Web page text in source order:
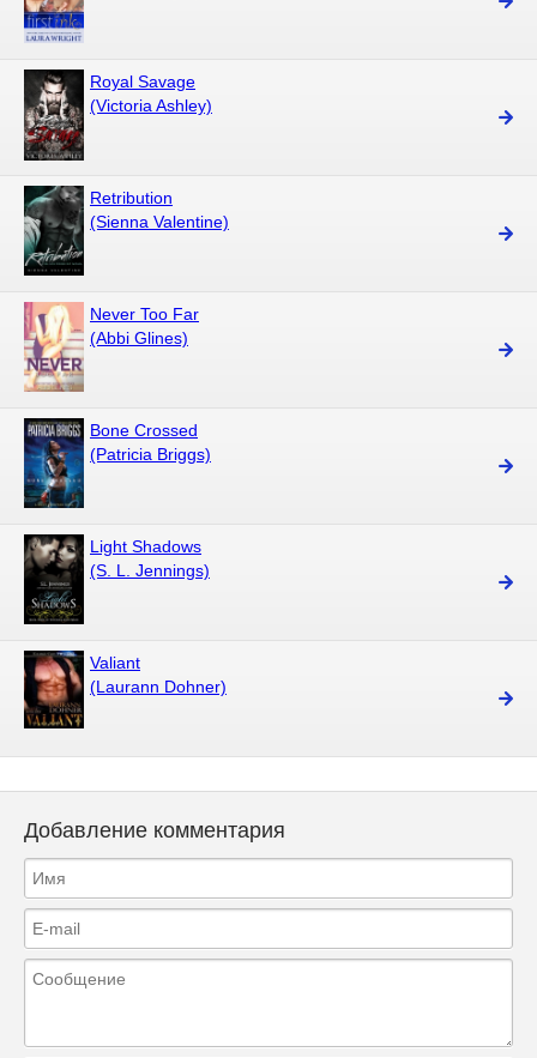
Royal Savage
(Victoria Ashley)
Retribution
(Sienna Valentine)
Never Too Far
(Abbi Glines)
Bone Crossed
(Patricia Briggs)
Light Shadows
(S. L. Jennings)
Valiant
(Laurann Dohner)
Добавление комментария